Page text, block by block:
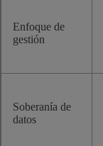
Enfoque de
gestión
Soberanía de
datos